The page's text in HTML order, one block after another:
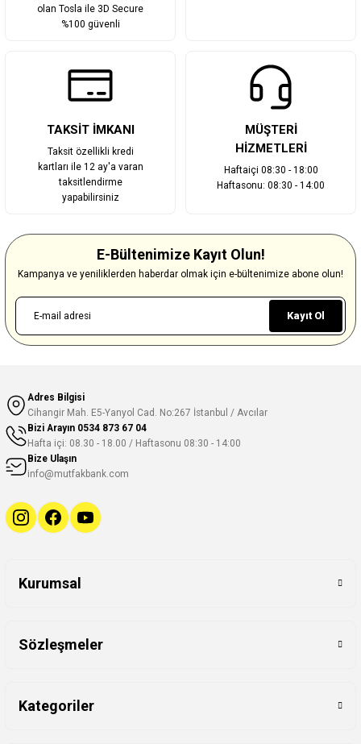
olan Tosla ile 3D Secure
%100 güvenli
TAKSİT İMKANI
Taksit özellikli kredi
kartları ile 12 ay'a varan
taksitlendirme
yapabilirsiniz
MÜŞTERİ
HİZMETLERİ
Haftaiçi 08:30 - 18:00
Haftasonu: 08:30 - 14:00
E-Bültenimize Kayıt Olun!
Kampanya ve yeniliklerden haberdar olmak için e-bültenimize abone olun!
Kayıt Ol
Adres Bilgisi
Cihangir Mah. E5-Yanyol Cad. No:267 İstanbul / Avcılar
Bizi Arayın 0534 873 67 04
Hafta içi: 08.30 - 18.00 / Haftasonu 08:30 - 14:00
Bize Ulaşın
info@mutfakbank.com
Kurumsal
Sözleşmeler
Kategoriler